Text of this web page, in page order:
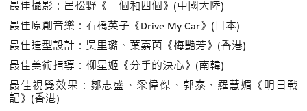
最佳攝影：呂松野《一個和四個》(中國大陸)
最佳原創音樂：石橋英子《Drive My Car》(日本)
最佳造型設計：吳里璐、葉嘉茵《梅艷芳》(香港)
最佳美術指導：柳星姬《分手的決心》(南韓)
最佳視覺效果：鄒志盛、梁偉傑、郭泰、羅慧媚《明日戰
記》(香港)